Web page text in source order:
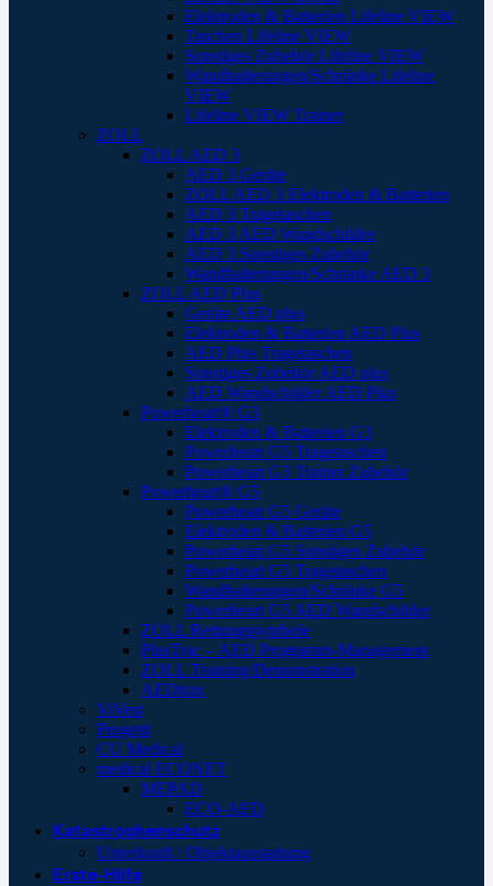
Elektroden & Batterien Lifeline VIEW
Taschen Lifeline VIEW
Sonstiges Zubehör Lifeline VIEW
Wandhalterungen/Schränke Lifeline
VIEW
Lifeline VIEW Trainer
ZOLL
ZOLL AED 3
AED 3 Geräte
ZOLL AED 3 Elektroden & Batterien
AED 3 Tragetaschen
AED 3 AED Wandschilder
AED 3 Sonstiges Zubehör
Wandhalterungen/Schränke AED 3
ZOLL AED Plus
Geräte AED plus
Elektroden & Batterien AED Plus
AED Plus Tragetaschen
Sonstiges Zubehör AED plus
AED Wandschilder AED Plus
Powerheart® G3
Elektroden & Batterien G3
Powerheart G5 Tragetaschen
Powerheart G3 Trainer Zubehör
Powerheart® G5
Powerheart G5 Geräte
Elektroden & Batterien G5
Powerheart G5 Sonstiges Zubehör
Powerheart G5 Tragetaschen
Wandhalterungen/Schränke G5
Powerheart G5 AED Wandschilder
ZOLL Rettungssymbole
PlusTrac – AED Programm-Management
ZOLL Training/Demonstration
AEDtrax
ViVest
Progetti
CU Medical
medical ECONET
MEPAD
ECO-AED
Katastrophenschutz
Unterkunft / Objektausstattung
Erste-Hilfe